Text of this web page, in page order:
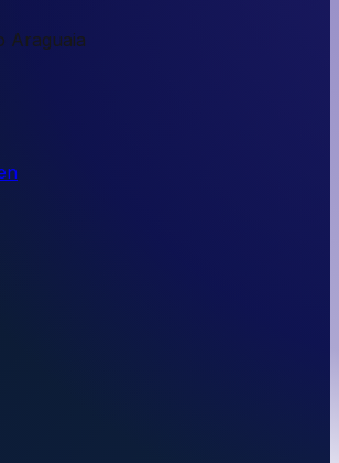
Araguaia